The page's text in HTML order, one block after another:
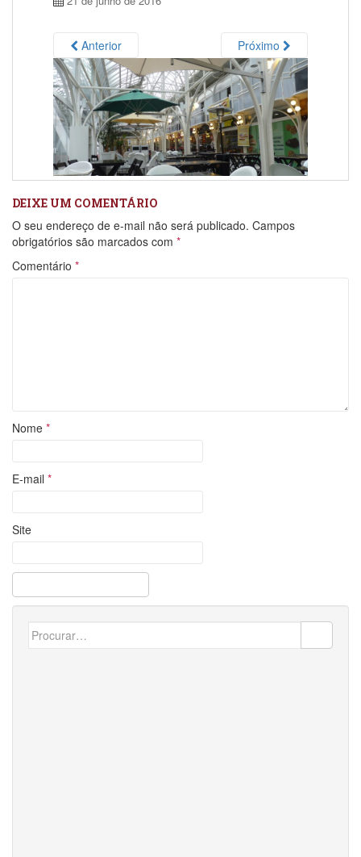
Anterior Próximo
DEIXE UM COMENTÁRIO
O seu endereço de e-mail não será publicado. Campos
obrigatórios são marcados com *
Comentário *
Nome *
E-mail *
Site
Search
for: